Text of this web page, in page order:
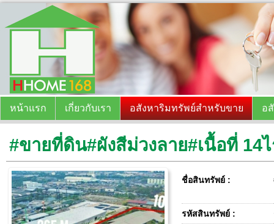
หน้าแรก เกี่ยวกับเรา อสังหาริมทรัพย์สำหรับขาย อ
#ขายที่ดิน#ผังสีม่วงลาย#เนื้อที่ 14
ชื่อสินทรัพย์ :
รหัสสินทรัพย์ :